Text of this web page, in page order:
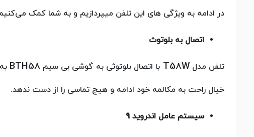
در ادامه به ویژگی های این تلفن میپردازیم و به شما کمک
اتصال به بلوتوث
تلفن مدلT58W با اتصال بلوتوثی به گوشی بی سیمBTH58
خیال راحت به مکالمه خود ادامه و هیچ تماسی را از دست ندهد.
سیستم عامل اندروید 9